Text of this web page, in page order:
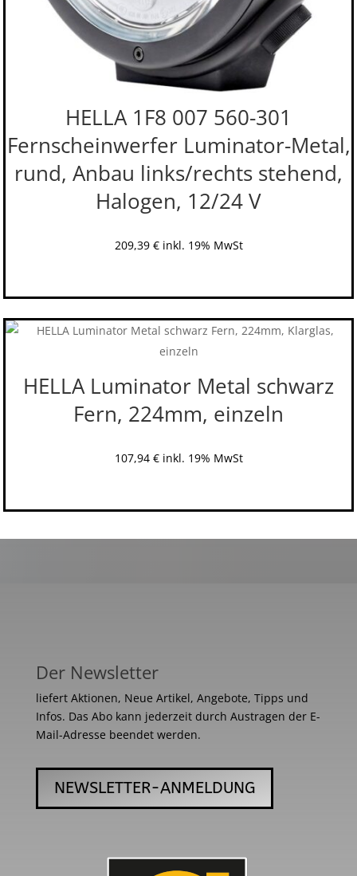
HELLA 1F8 007 560-301
Fernscheinwerfer Luminator-Metal,
rund, Anbau links/rechts stehend,
Halogen, 12/24 V
209,39 € inkl. 19% MwSt
HELLA Luminator Metal schwarz
Fern, 224mm, einzeln
107,94 € inkl. 19% MwSt
Der Newsletter
liefert Aktionen, Neue Artikel, Angebote, Tipps und
Infos. Das Abo kann jederzeit durch Austragen der E-
Mail-Adresse beendet werden.
NEWSLETTER-ANMELDUNG